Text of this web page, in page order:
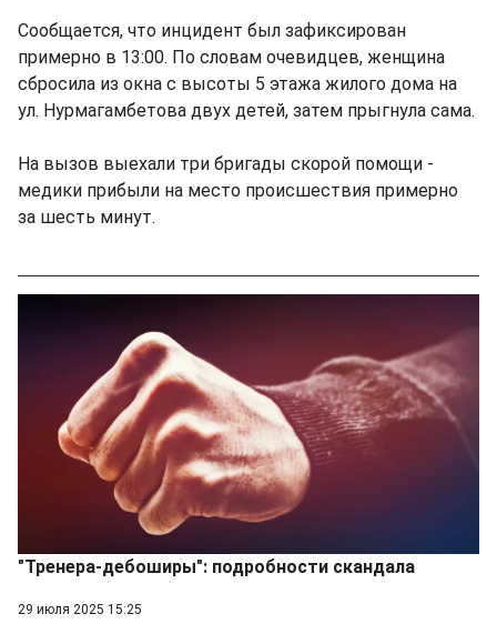
Сообщается, что инцидент был зафиксирован
примерно в 13:00. По словам очевидцев, женщина
сбросила из окна с высоты 5 этажа жилого дома на
ул. Нурмагамбетова двух детей, затем прыгнула сама.
На вызов выехали три бригады скорой помощи -
медики прибыли на место происшествия примерно
за шесть минут.
"Тренера-дебоширы": подробности скандала
29 июля 2025 15:25